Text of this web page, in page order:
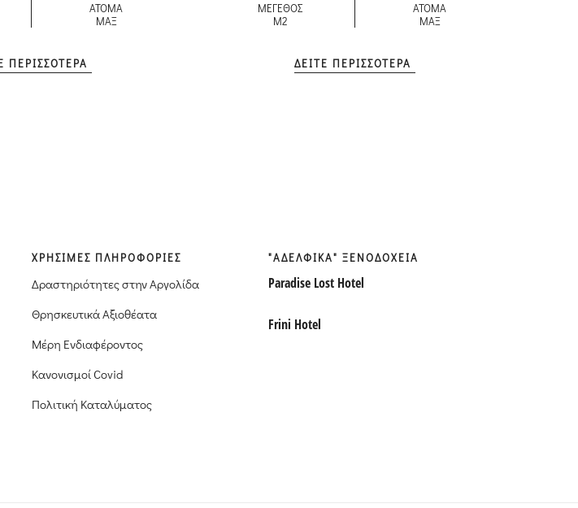
ΑΤΟΜΑ
ΜΑΞ
ΠΕΡΙΣΣΟΤΕΡΑ
ΜΕΓΕΘΟΣ
M2
ΑΤΟΜΑ
ΜΑΞ
ΔΕΙΤΕ ΠΕΡΙΣΣΟΤΕΡΑ
ΧΡΗΣΙΜΕΣ ΠΛΗΡΟΦΟΡΙΕΣ
Δραστηριότητες στην Αργολίδα
Θρησκευτικά Αξιοθέατα
Μέρη Ενδιαφέροντος
Κανονισμοί Covid
Πολιτική Καταλύματος
"ΑΔΕΛΦΙΚΑ" ΞΕΝΟΔΟΧΕΙΑ
Paradise Lost Hotel
Frini Hotel